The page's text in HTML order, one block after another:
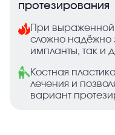
протезирования
При выраженной
сложно надёжно
импланты, так и
Костная
лечения и
вариант